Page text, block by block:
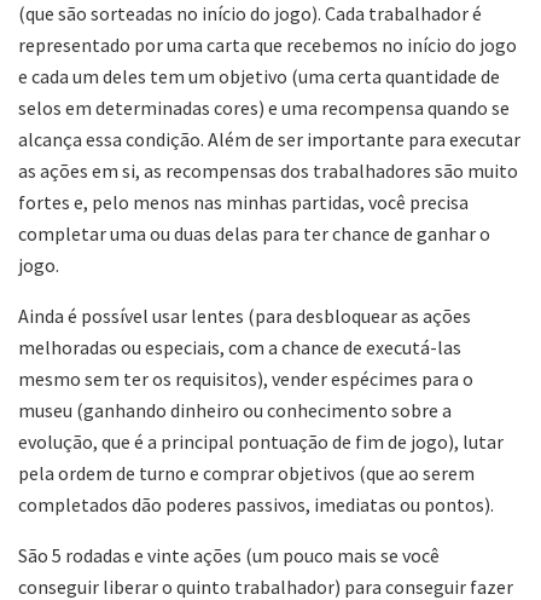
(que são sorteadas no início do jogo). Cada trabalhador é
representado por uma carta que recebemos no início do jogo
e cada um deles tem um objetivo (uma certa quantidade de
selos em determinadas cores) e uma recompensa quando se
alcança essa condição. Além de ser importante para executar
as ações em si, as recompensas dos trabalhadores são muito
fortes e, pelo menos nas minhas partidas, você precisa
completar uma ou duas delas para ter chance de ganhar o
jogo.
Ainda é possível usar lentes (para desbloquear as ações
melhoradas ou especiais, com a chance de executá-las
mesmo sem ter os requisitos), vender espécimes para o
museu (ganhando dinheiro ou conhecimento sobre a
evolução, que é a principal pontuação de fim de jogo), lutar
pela ordem de turno e comprar objetivos (que ao serem
completados dão poderes passivos, imediatas ou pontos).
São 5 rodadas e vinte ações (um pouco mais se você
conseguir liberar o quinto trabalhador) para conseguir fazer